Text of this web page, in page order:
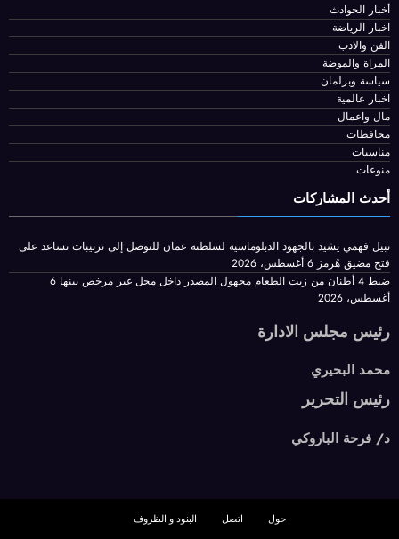
أخبار الحوادث
اخبار الرياضة
الفن والادب
المراة والموضة
سياسة وبرلمان
اخبار عالمية
مال واعمال
محافظات
مناسبات
منوعات
أحدث المشاركات
نبيل فهمي يشيد بالجهود الدبلوماسية لسلطنة عمان للتوصل إلى ترتيبات تساعد على
فتح مضيق هُرمز 6 أغسطس، 2026
ضبط 4 أطنان من زيت الطعام مجهول المصدر داخل محل غير مرخص ببنها
6
أغسطس، 2026
رئيس مجلس الادارة
محمد البحيري
رئيس التحرير
د/ فرحة الباروكي
حول اتصل البنود و الظروف